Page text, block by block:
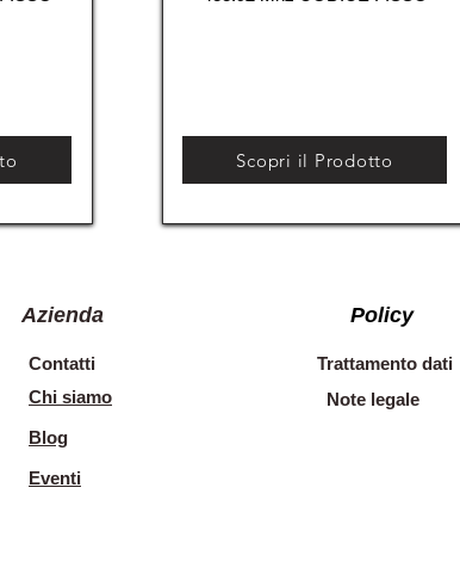
Scopri il Prodotto
Azienda
Contatti
Chi siamo
Blog
Eventi
Policy
Trattamento dati
Note legale